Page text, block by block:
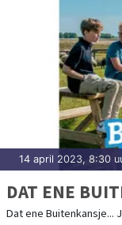
14 april 2023, 8:30
DAT ENE
Dat ene Buitenkansje...